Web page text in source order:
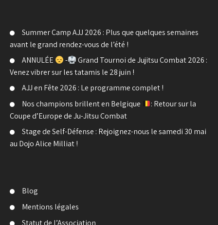
Summer Camp AJJ 2026 : Plus que quelques semaines
avant le grand rendez-vous de l’été !
ANNULÉE
-
Grand Tournoi de Jujitsu Combat 2026 :
Venez vibrer sur les tatamis le 28 juin !
AJJ en Fête 2026 : Le programme complet !
Nos champions brillent en Belgique
: Retour sur la
Coupe d’Europe de Ju-Jitsu Combat
Stage de Self-Défense : Rejoignez-nous le samedi 30 mai
au Dojo Alice Milliat !
Blog
Mentions légales
Statut de l’Association